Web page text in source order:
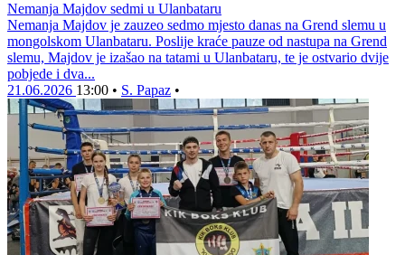
Nemanja Majdov sedmi u Ulanbataru
Nemanja Majdov je zauzeo sedmo mjesto danas na Grend slemu u
mongolskom Ulanbataru. Poslije kraće pauze od nastupa na Grend
slemu, Majdov je izašao na tatami u Ulanbataru, te je ostvario dvije
pobjede i dva...
21.06.2026 13:00 • S. Papaz •